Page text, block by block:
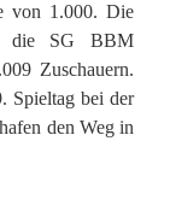
von 1.000. Die
die SG BBM
Zuschauern.
Spieltag bei der
den Weg in